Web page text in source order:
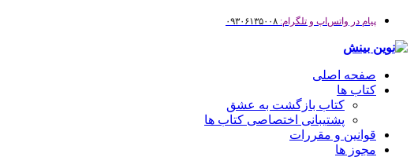
پیام در واتس‌اپ و تلگرام: ۰۹۳۰۶۱۳۵۰۰۸
صفحه اصلی
کتاب ها
کتاب بازگشت به عشق
پشتیبانی اختصاصی کتاب ها
قوانین و مقررات
مجوز ها